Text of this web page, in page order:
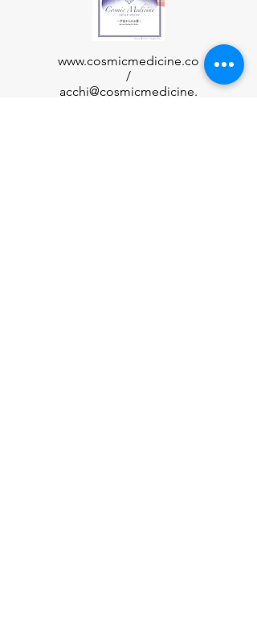
www.cosmicmedicine.co
/
acchi@cosmicmedicine.